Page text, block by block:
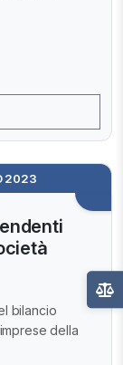
2023
bilancio
della